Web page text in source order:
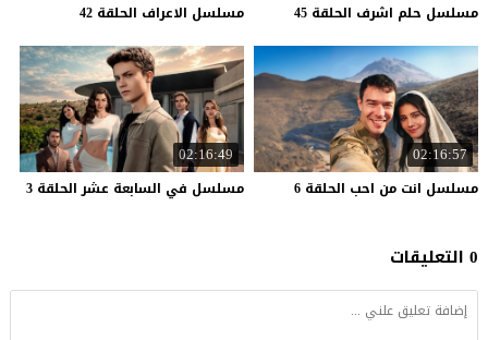
مسلسل حلم اشرف الحلقة 45 مسلسل الاعراف الحلقة 42
02:16:57
مسلسل انت من احب الحلقة 6
02:16:49
مسلسل في السابعة عشر الحلقة 3
0 التعليقات